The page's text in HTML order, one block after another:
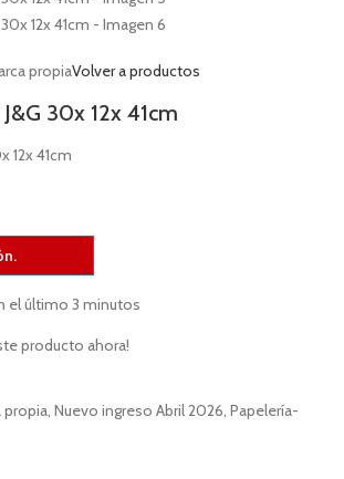
propiaVolver a productos
30x 12x 41cm
12x 41cm
el último 3 minutos
producto ahora!
propia, Nuevo ingreso Abril 2026, Papelería-